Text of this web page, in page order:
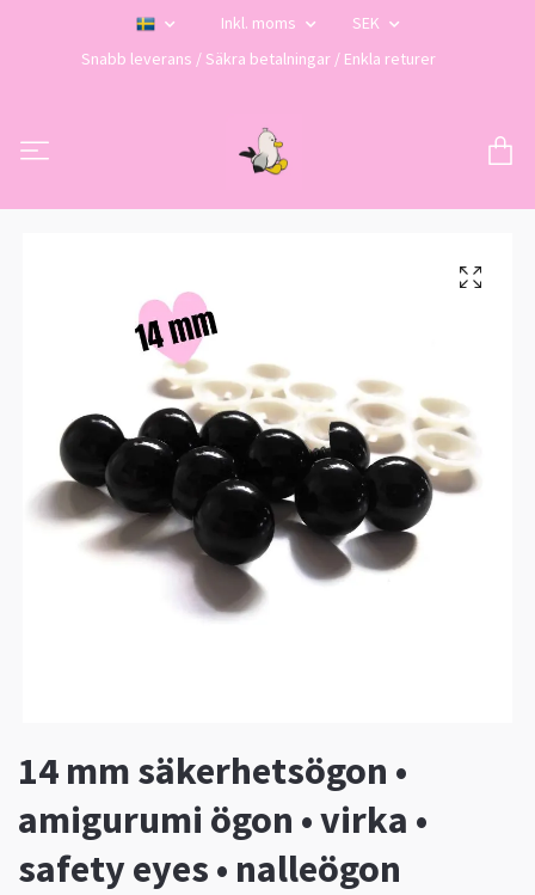
Inkl. moms
SEK
Snabb leverans / Säkra betalningar / Enkla returer
14 mm säkerhetsögon •
amigurumi ögon • virka •
safety eyes • nalleögon